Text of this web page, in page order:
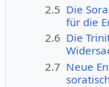
2.5 Die
für die
2.6 Die
2.7 Neue